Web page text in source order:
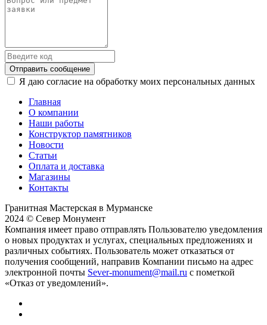
Отправить сообщение
Я даю согласие на обработку моих персональных данных
Главная
О компании
Наши работы
Конструктор памятников
Новости
Статьи
Оплата и доставка
Магазины
Контакты
Гранитная Мастерская в Мурманске
2024 © Север Монумент
Компания имеет право отправлять Пользователю уведомления
о новых продуктах и услугах, специальных предложениях и
различных событиях. Пользователь может отказаться от
получения сообщений, направив Компании письмо на адрес
электронной почты Sever-monument@mail.ru с пометкой
«Отказ от уведомлений».